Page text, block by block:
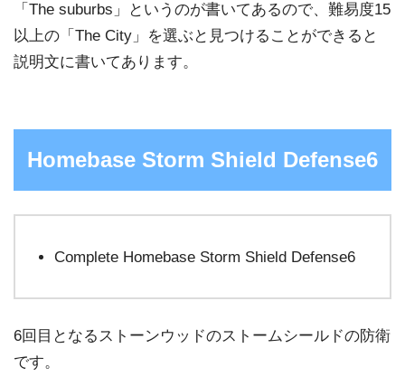
「The suburbs」というのが書いてあるので、難易度15
以上の「The City」を選ぶと見つけることができると
説明文に書いてあります。
Homebase Storm Shield Defense6
Complete Homebase Storm Shield Defense6
6回目となるストーンウッドのストームシールドの防衛
です。